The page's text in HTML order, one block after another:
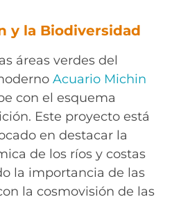
y la Biodiversidad
áreas verdes del
Acuario Michin
con el esquema
Este proyecto está
en destacar la
de los ríos y costas
la importancia de las
la cosmovisión de las